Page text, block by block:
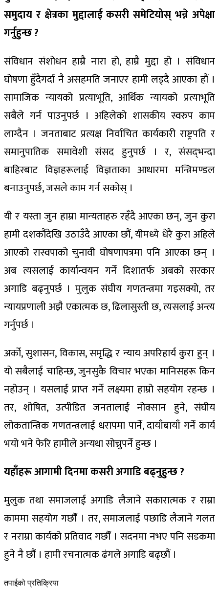
समुदाय र क्षेत्रका मुद्दालाई कसरी समेटियोस् भन्ने अपेक्षा
गर्नुहुन्छ ?
संविधान संशोधन हाम्रै नारा हो, हाम्रै मुद्दा हो । संविधान
घोषणा हुँदैगर्दा नै असहमति जनाएर हामी लड्दै आएका हौं ।
सामाजिक न्यायको प्रत्याभूति, आर्थिक न्यायको प्रत्याभूति
सबैले गर्न पाउनुपर्छ । अहिलेको शासकीय स्वरुप काम
लाग्दैन । जनताबाट प्रत्यक्ष निर्वाचित कार्यकारी राष्ट्रपति र
समानुपातिक समावेशी संसद हुनुपर्छ । र, संसद्‍भन्दा
बाहिरबाट विज्ञहरूलाई विज्ञताका आधारमा मन्त्रिमण्डल
बनाउनुपर्छ, जसले काम गर्न सकोस् ।
यी र यस्ता जुन हाम्रा मान्यताहरु रहँदै आएका छन्, जुन कुरा
हामी दशकौंदेखि उठाउँदै आएका छौं, यीमध्ये धेरै कुरा अहिले
आएको रास्वपाको चुनावी घोषणापत्रमा पनि आएका छन् ।
अब त्यसलाई कार्यान्वयन गर्ने दिशातर्फ अबको सरकार
अगाडि बढ्नुपर्छ । मुलुक संघीय गणतन्त्रमा गइसक्यो, तर
न्यायप्रणाली अझै एकात्मक छ, ढिलासुस्ती छ, त्यसलाई अन्त्य
गर्नुपर्छ ।
अर्को, सुशासन, विकास, समृद्धि र न्याय अपरिहार्य कुरा हुन् ।
यो सबैलाई चाहिन्छ, जुनसुकै विचार भएका मानिसहरू किन
नहोउन् । यसलाई प्राप्त गर्ने लक्ष्यमा हाम्रो सहयोग रहन्छ ।
तर, शोषित, उत्पीडित जनतालाई नोक्सान हुने, संघीय
लोकतान्त्रिक गणतन्त्रलाई धरापमा पार्ने, दायाँबायाँ गर्ने कार्य
भयो भने फेरि हामीले अन्यथा सोच्नुपर्ने हुन्छ ।
यहाँहरू आगामी दिनमा कसरी अगाडि बढ्नुहुन्छ ?
मुलुक तथा समाजलाई अगाडि लैजाने सकारात्मक र राम्रा
काममा सहयोग गर्छौं । तर, समाजलाई पछाडि लैजाने गलत
र नराम्रा कार्यको प्रतिवाद गर्छौं । सदनमा नभए पनि सडकमा
हुने नै छौं । हामी रचनात्मक ढंगले अगाडि बढ्छौं ।
तपाईको प्रतिक्रिया